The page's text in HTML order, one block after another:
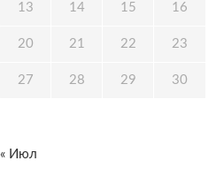
13 14 15 16
20 21 22 23
27 28 29 30
« Июл